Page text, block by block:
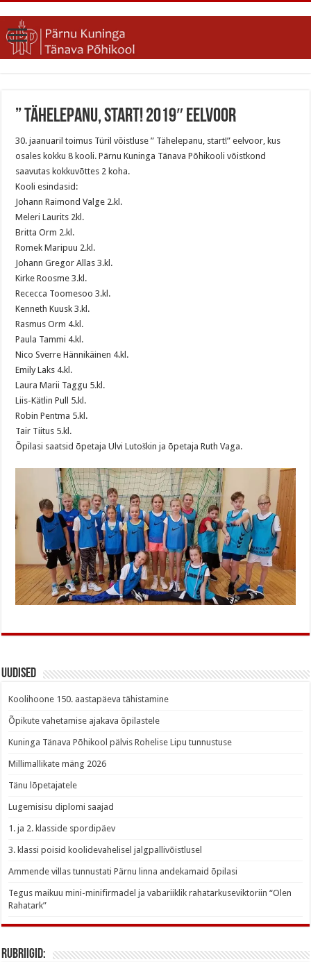
” Tähelepanu, start! 2019″ eelvoor
30. jaanuaril toimus Türil võistluse ” Tähelepanu, start!” eelvoor, kus
osales kokku 8 kooli. Pärnu Kuninga Tänava Põhikooli võistkond
saavutas kokkuvõttes 2 koha.
Kooli esindasid:
Johann Raimond Valge 2.kl.
Meleri Laurits 2kl.
Britta Orm 2.kl.
Romek Maripuu 2.kl.
Johann Gregor Allas 3.kl.
Kirke Roosme 3.kl.
Rececca Toomesoo 3.kl.
Kenneth Kuusk 3.kl.
Rasmus Orm 4.kl.
Paula Tammi 4.kl.
Nico Sverre Hännikäinen 4.kl.
Emily Laks 4.kl.
Laura Marii Taggu 5.kl.
Liis-Kätlin Pull 5.kl.
Robin Pentma 5.kl.
Tair Tiitus 5.kl.
Õpilasi saatsid õpetaja Ulvi Lutoškin ja õpetaja Ruth Vaga.
Uudised
Koolihoone 150. aastapäeva tähistamine
Õpikute vahetamise ajakava õpilastele
Kuninga Tänava Põhikool pälvis Rohelise Lipu tunnustuse
Millimallikate mäng 2026
Tänu lõpetajatele
Lugemisisu diplomi saajad
1. ja 2. klasside spordipäev
3. klassi poisid koolidevahelisel jalgpallivõistlusel
Ammende villas tunnustati Pärnu linna andekamaid õpilasi
Tegus maikuu mini-minifirmadel ja vabariiklik rahatarkuseviktoriin “Olen
Rahatark”
Rubriigid: